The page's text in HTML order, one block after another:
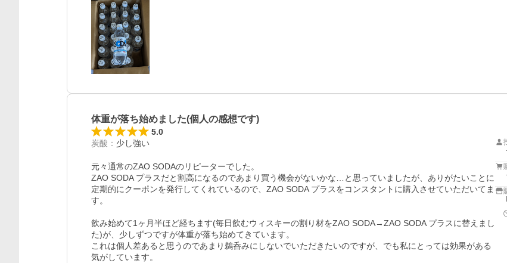
体重が落ち始めました(個人の感想です)
5.0
炭酸 ： 少し強い
元々通常のZAO SODAのリピーターでした。
ZAO SODA プラスだと割高になるのであまり買う機会がないかな…と思っていましたが、ありがたいことに
定期的にクーポンを発行してくれているので、ZAO SODA プラスをコンスタントに購入させていただいてま
す。
飲み始めて1ヶ月半ほど経ちます(毎日飲むウィスキーの割り材をZAO SODA→ZAO SODA プラスに替えまし
た)が、少しずつですが体重が落ち始めてきています。
これは個人差あると思うのであまり鵜呑みにしないでいただきたいのですが、でも私にとっては効果がある
気がしています。